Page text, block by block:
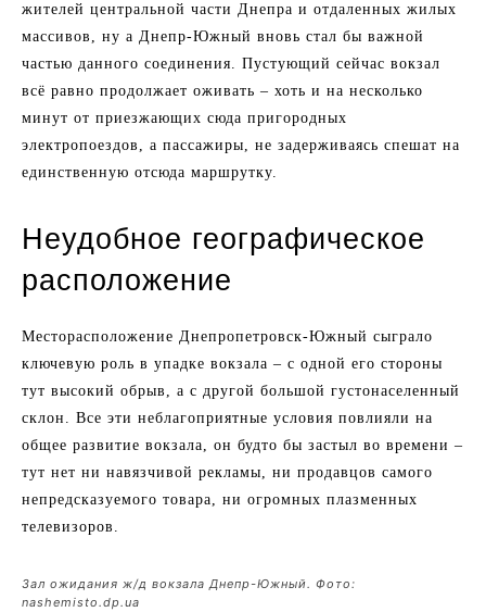
жителей центральной части Днепра и отдаленных жилых
массивов, ну а Днепр-Южный вновь стал бы важной
частью данного соединения. Пустующий сейчас вокзал
всё равно продолжает оживать – хоть и на несколько
минут от приезжающих сюда пригородных
электропоездов, а пассажиры, не задерживаясь спешат на
единственную отсюда маршрутку.
Неудобное географическое
расположение
Месторасположение Днепропетровск-Южный сыграло
ключевую роль в упадке вокзала – с одной его стороны
тут высокий обрыв, а с другой большой густонаселенный
склон. Все эти неблагоприятные условия повлияли на
общее развитие вокзала, он будто бы застыл во времени –
тут нет ни навязчивой рекламы, ни продавцов самого
непредсказуемого товара, ни огромных плазменных
телевизоров.
Зал ожидания ж/д вокзала Днепр-Южный. Фото:
nashemisto.dp.ua